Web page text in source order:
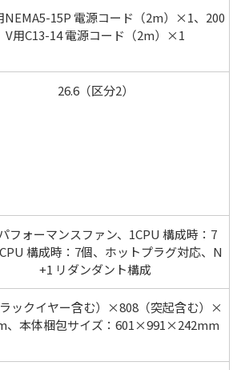
NEMA5-15P 電源コード（2m）×1、200
V用C13-14 電源コード（2m）×1
26.6（区分2）
フォーマンスファン、1CPU 構成時：7
構成時：7個、ホットプラグ対応、N
+1 リダンダント構成
ックイヤー含む）×808（突起含む）×
、本体梱包サイズ：601×991×242mm